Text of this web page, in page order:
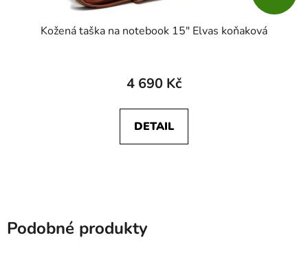
Kožená taška na notebook 15" Elvas koňaková
4 690 Kč
DETAIL
Podobné produkty